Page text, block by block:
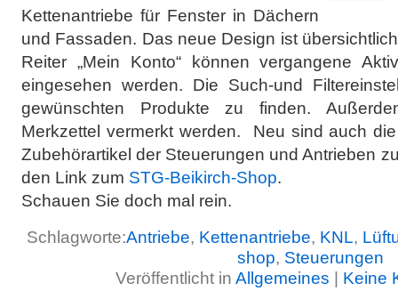
Kettenantriebe für Fenster in Dächern
und Fassaden. Das neue Design ist
Reiter „Mein Konto“ können vergangene
eingesehen werden. Die Such-und
gewünschten Produkte zu finden.
Merkzettel vermerkt werden. Neu sind auch
Zubehörartikel der Steuerungen und Antrieben
den Link zum STG-Beikirch-Shop.
Schauen Sie doch mal rein.
Schlagworte:Antriebe, Kettenantriebe, KNL,
shop, Steuerungen
Veröffentlicht in Allgemeines | Keine